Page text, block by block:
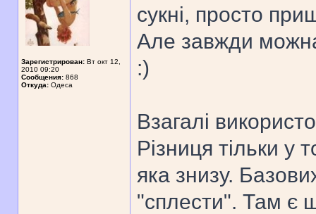
Зарегистрирован: Вт окт 12,
2010 09:20
Сообщения: 868
Откуда: Одеса
сукні, просто
Але завжди
:)
Взагалі
Різниця тільки у
яка знизу.
"сплести". Там є